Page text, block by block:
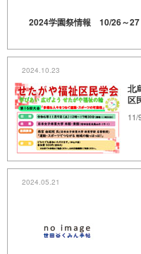
2024学園祭情報 10/26～27
2024.10.23
北
区
2024.05.21